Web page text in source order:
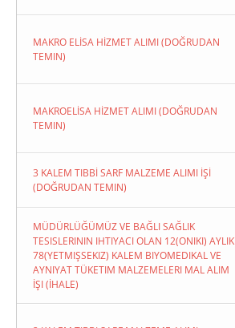
MAKRO ELİSA HİZMET ALIMI (DOĞRUDAN
TEMIN)
MAKROELİSA HİZMET ALIMI (DOĞRUDAN
TEMIN)
3 KALEM TIBBİ SARF MALZEME ALIMI İŞİ
(DOĞRUDAN TEMIN)
MÜDÜRLÜĞÜMÜZ VE BAĞLI SAĞLIK
TESISLERININ IHTIYACI OLAN 12(ONIKI) AYLIK
78(YETMIŞSEKIZ) KALEM BIYOMEDIKAL VE
AYNIYAT TÜKETIM MALZEMELERI MAL ALIM
İŞI (İHALE)